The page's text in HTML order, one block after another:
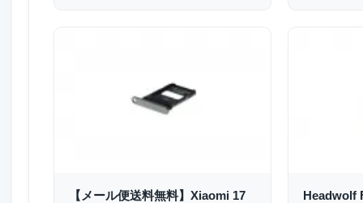
【メール便送料無料】Xiaomi 17
Headwolf